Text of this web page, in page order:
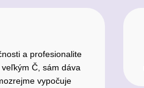
a profesionalite
Č, sám dáva
vypočuje